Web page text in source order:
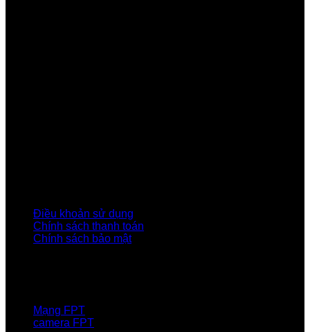
Điều khoản sử dụng
Chính sách thanh toán
Chính sách bảo mật
Mạng FPT
camera FPT